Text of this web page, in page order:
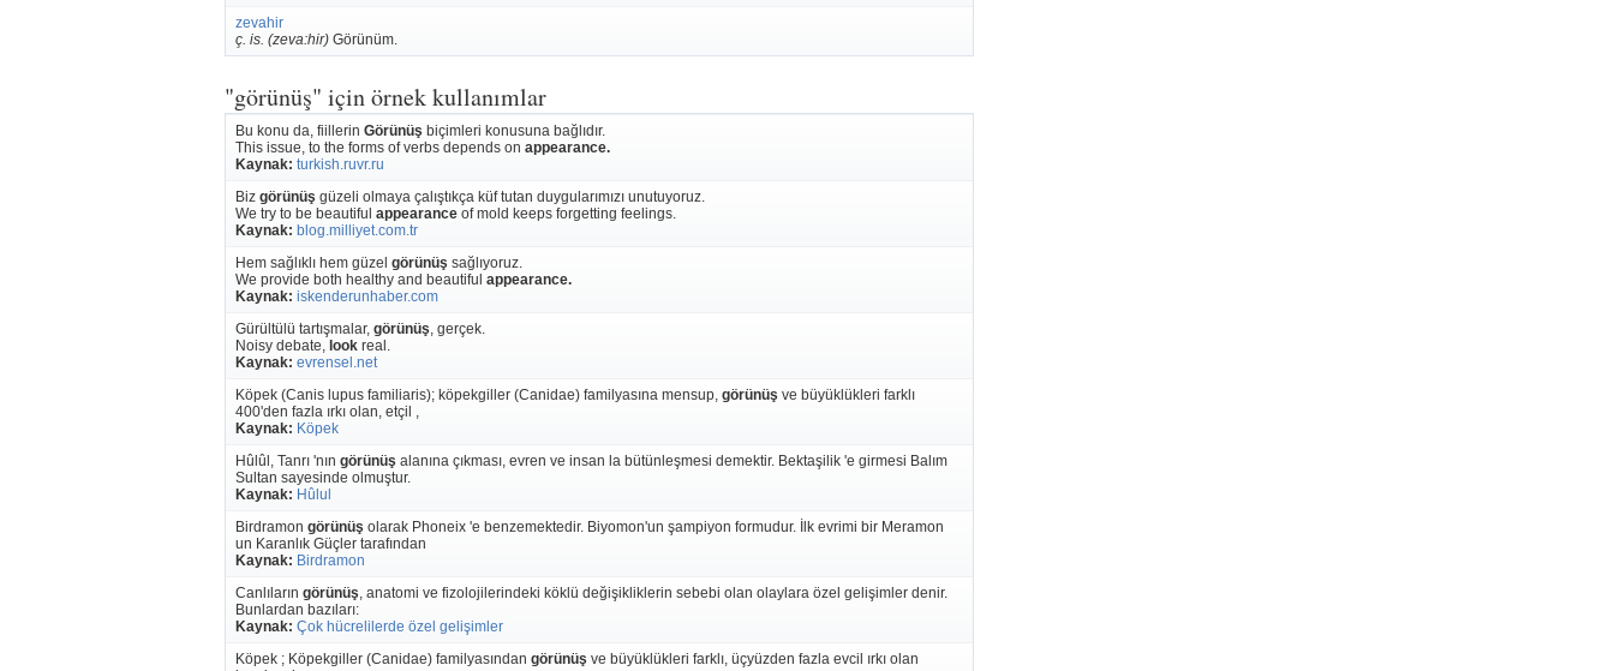
zevahir
ç. is. (zeva:hir) Görünüm.
"görünüş" için örnek kullanımlar
Bu konu da, fiillerin Görünüş biçimleri konusuna bağlıdır.
This issue, to the forms of verbs depends on appearance.
Kaynak: turkish.ruvr.ru
Biz görünüş güzeli olmaya çalıştıkça küf tutan duygularımızı unutuyoruz.
We try to be beautiful appearance of mold keeps forgetting feelings.
Kaynak: blog.milliyet.com.tr
Hem sağlıklı hem güzel görünüş sağlıyoruz.
We provide both healthy and beautiful appearance.
Kaynak: iskenderunhaber.com
Gürültülü tartışmalar, görünüş, gerçek.
Noisy debate, look real.
Kaynak: evrensel.net
Köpek (Canis lupus familiaris); köpekgiller (Canidae) familyasına mensup, görünüş ve büyüklükleri farklı
400'den fazla ırkı olan, etçil ,
Kaynak: Köpek
Hûlûl, Tanrı 'nın görünüş alanına çıkması, evren ve insan la bütünleşmesi demektir. Bektaşilik 'e girmesi Balım
Sultan sayesinde olmuştur.
Kaynak: Hûlul
Birdramon görünüş olarak Phoneix 'e benzemektedir. Biyomon'un şampiyon formudur. İlk evrimi bir Meramon
un Karanlık Güçler tarafından
Kaynak: Birdramon
Canlıların görünüş, anatomi ve fizolojilerindeki köklü değişikliklerin sebebi olan olaylara özel gelişimler denir.
Bunlardan bazıları:
Kaynak: Çok hücrelilerde özel gelişimler
Köpek ; Köpekgiller (Canidae) familyasından görünüş ve büyüklükleri farklı, üçyüzden fazla evcil ırkı olan